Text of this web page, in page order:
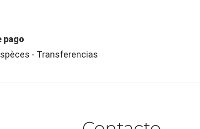
pago
- Transferencias